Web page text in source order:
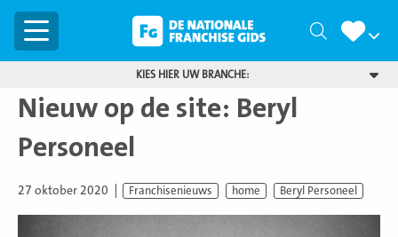
Menu Zoeken
KIES HIER UW BRANCHE:
Nieuw op de site: Beryl
Personeel
27 oktober 2020 Franchisenieuws home Beryl Personeel